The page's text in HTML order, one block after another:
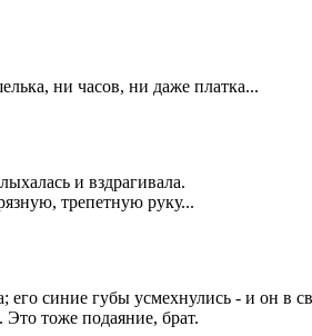
ни часов, ни даже платка...
и вздрагивала.
трепетную руку...
его синие губы усмехнулись - и он в
тоже подаяние, брат.